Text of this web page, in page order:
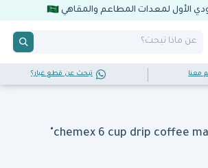
الأول لمعدات المطاعم والمقاهي
معنا تبحث عن قطع غيار؟